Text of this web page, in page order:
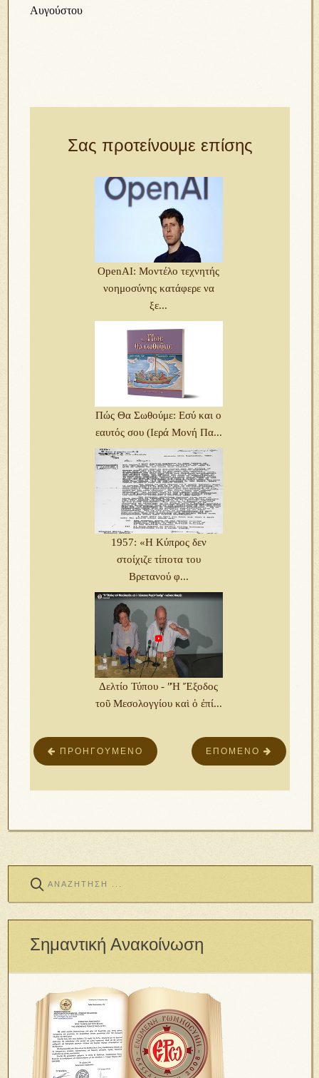
Αυγούστου
Σας προτείνουμε επίσης
OpenAI: Μοντέλο τεχνητής
νοημοσύνης κατάφερε να
ξε...
Πώς Θα Σωθούμε: Εσύ και ο
εαυτός σου (Ιερά Μονή Πα...
1957: «Η Κύπρος δεν
στοίχιζε τίποτα του
Bρετανού φ...
Δελτίο Τύπου - ʺἩ Ἔξοδος
τοῦ Μεσολογγίου καὶ ὁ ἐπί...
ΕΠΌΜΕΝΟ
ΠΡΟΗΓΟΎΜΕΝΟ
Σημαντική Ανακοίνωση